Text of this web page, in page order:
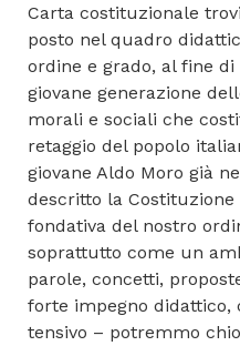
Carta costituzionale
posto nel quadro
ordine e grado, al fine
giovane generazione
morali e sociali che
retaggio del popolo
giovane Aldo Moro già
descritto la
fondativa del nostro
soprattutto come un
parole, concetti,
forte impegno
tensivo – potremmo